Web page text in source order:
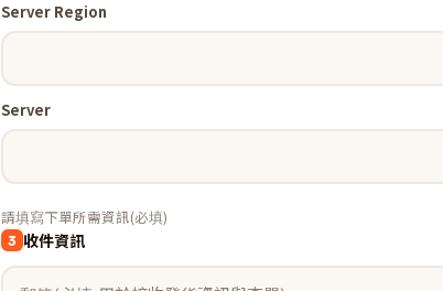
Server Region
Server
請填寫下單所需資訊(必填)
3 收件資訊